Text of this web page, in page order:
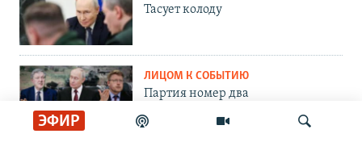
ЭФИР
Тасует колоду
ЛИЦОМ К СОБЫТИЮ
Партия номер два